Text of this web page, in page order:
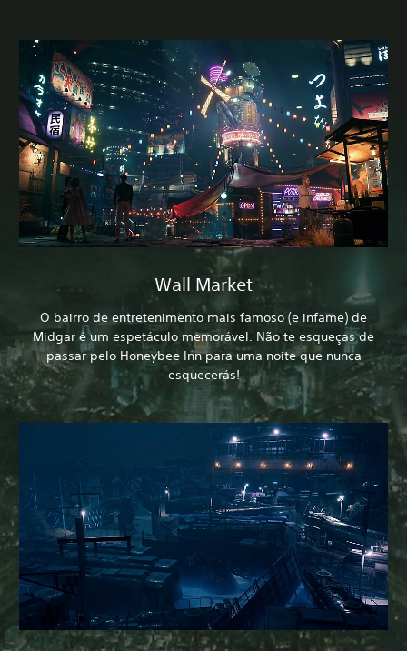
Wall Market
O bairro de entretenimento mais famoso (e infame) de
Midgar é um espetáculo memorável. Não te esqueças de
passar pelo Honeybee Inn para uma noite que nunca
esquecerás!